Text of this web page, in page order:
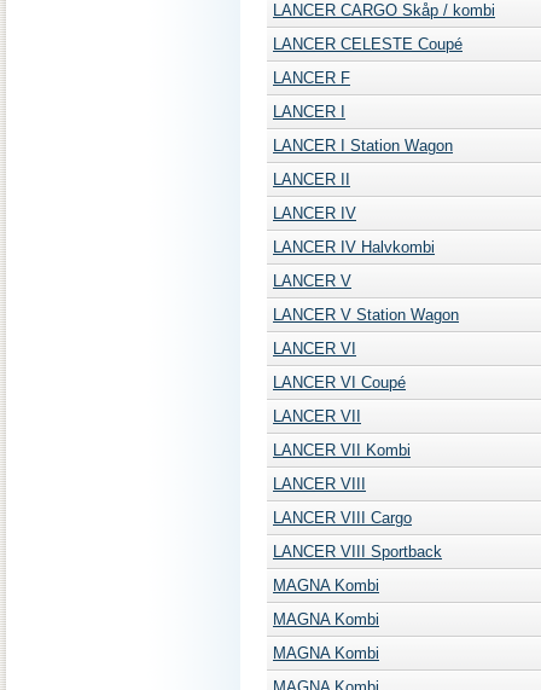
LANCER CARGO Skåp / kombi
LANCER CELESTE Coupé
LANCER F
LANCER I
LANCER I Station Wagon
LANCER II
LANCER IV
LANCER IV Halvkombi
LANCER V
LANCER V Station Wagon
LANCER VI
LANCER VI Coupé
LANCER VII
LANCER VII Kombi
LANCER VIII
LANCER VIII Cargo
LANCER VIII Sportback
MAGNA Kombi
MAGNA Kombi
MAGNA Kombi